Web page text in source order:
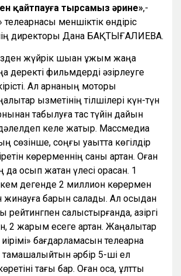
қайтпауға тырсамыз әрине»,-
меншіктік өндіріс
директоры Дана БАҚТЫҒАЛИЕВА.
жүйрік шыққан ұжым жаңа
деректі фильмдерді әзірлеуге
Ал арнаның моторы
қызметінің тілшілері күн-түн
табылуға тас түйін дайын
дәлелдеп келе жатыр. Массмедиа
сөзінше, соңғы уақытта көгілдір
көрерменнің саны артқан. Оған
қосып жатқан үлесі орасан. 1
дегенде 2 миллион көрермен
жинауға барын салады. Ал осыдан
салыстырғанда, қазіргі
2 жарым есеге артқан. Жаңалықтар
бағдарламасын телеарна
әрбір 5-ші ел
тағы бар. Оған қоса, ұлттық